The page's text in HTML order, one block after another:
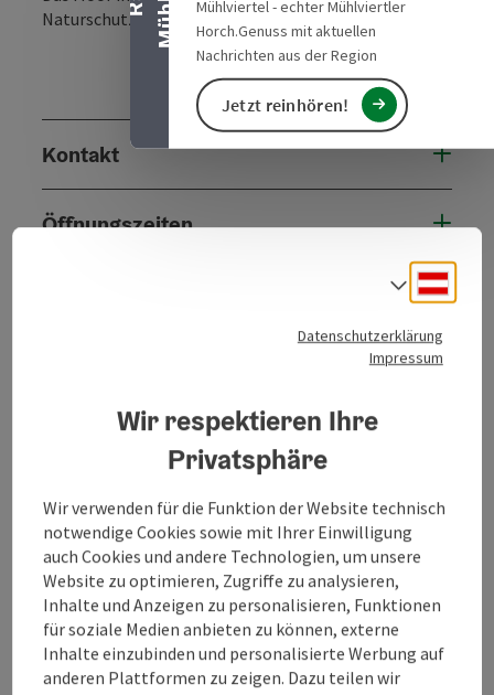
Mühlviertel - echter Mühlviertler
Horch.Genuss mit aktuellen
Nachrichten aus der Region
Jetzt reinhören!
Naturschutzgebiet.
Kontakt
Öffnungszeiten
Barrierefreiheit
Beitrag merken
zum Merkzettel
PDF erstellen
Beitrag drucken
In der Nähe
Datenschutzerklärung
Impressum
Wir respektieren Ihre
Privatsphäre
Wir verwenden für die Funktion der Website technisch
notwendige Cookies sowie mit Ihrer Einwilligung
auch Cookies und andere Technologien, um unsere
Website zu optimieren, Zugriffe zu analysieren,
Inhalte und Anzeigen zu personalisieren, Funktionen
für soziale Medien anbieten zu können, externe
Inhalte einzubinden und personalisierte Werbung auf
anderen Plattformen zu zeigen. Dazu teilen wir